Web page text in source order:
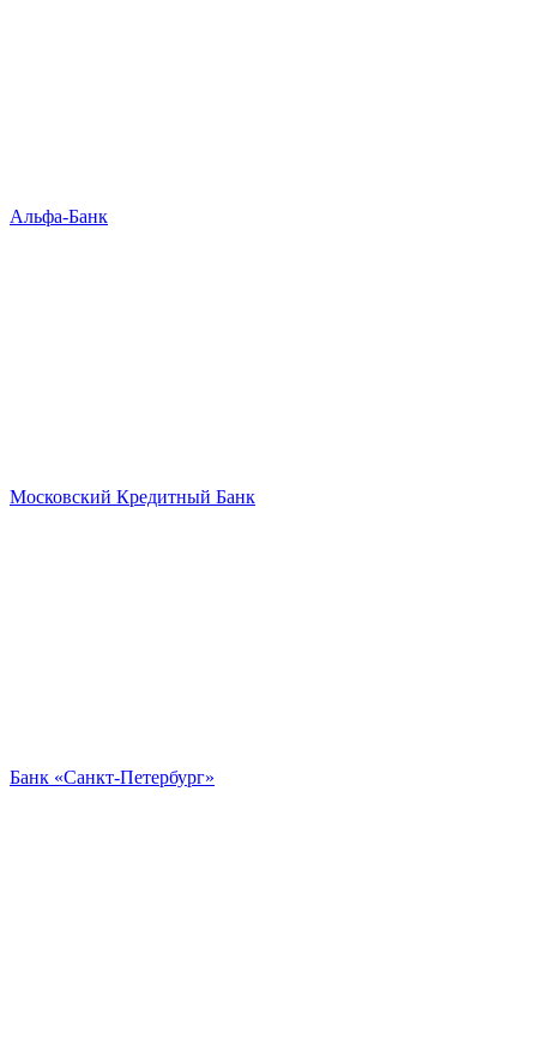
Альфа-Банк
Московский Кредитный Банк
Банк «Санкт-Петербург»